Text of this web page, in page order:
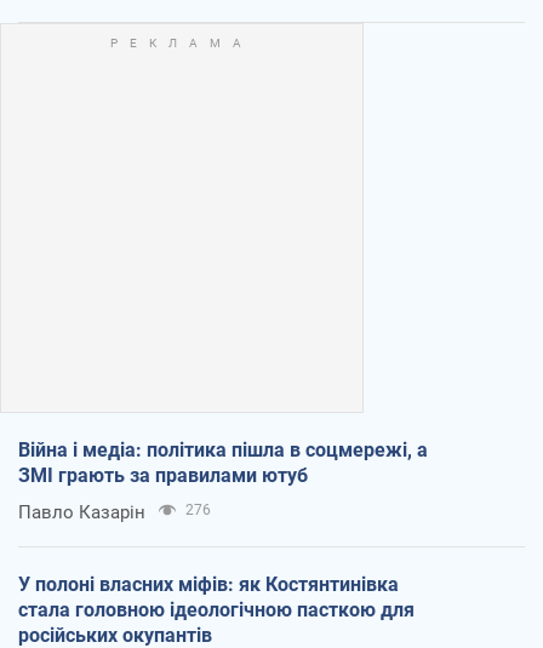
Війна і медіа: політика пішла в соцмережі, а
ЗМІ грають за правилами ютуб
Павло Казарін 276
У полоні власних міфів: як Костянтинівка
стала головною ідеологічною пасткою для
російських окупантів